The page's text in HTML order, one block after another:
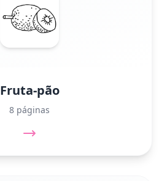
Fruta-pão
8 páginas